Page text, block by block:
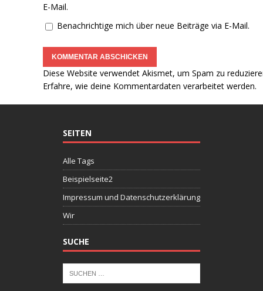
E-Mail.
Benachrichtige mich über neue Beiträge via E-Mail.
Diese Website verwendet Akismet, um Spam zu
Erfahre, wie deine Kommentardaten verarbeitet werden.
SEITEN
Alle Tags
Beispielseite2
Impressum und Datenschutzerklärung
Wir
SUCHE